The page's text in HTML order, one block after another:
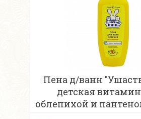
Пена д/ванн
детская
облепихой и